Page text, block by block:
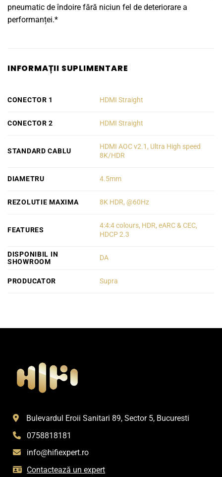
pneumatic de îndoire fără niciun fel de deteriorare a
performanței.*
INFORMAȚII SUPLIMENTARE
CONECTOR 1 HDMI Straight
CONECTOR 2 HDMI Straight
STANDARD CABLU
HDMI AOC v2.1, Ultra High speed
8K/HDR
DIAMETRU 4.5mm
REZOLUTIE MAXIMA 8K HDR, @60Hz
FEATURES
4:4:4 colours, HDR, eARC & CEC,
HDCP 2.3
DISPONIBIL IN
SHOWROOM
DA
PRODUCATOR Supra
Bulevardul Eroii Sanitari 89, Sector 5, Bucuresti
0758818181
info@hifiexpert.ro
Contactează un expert